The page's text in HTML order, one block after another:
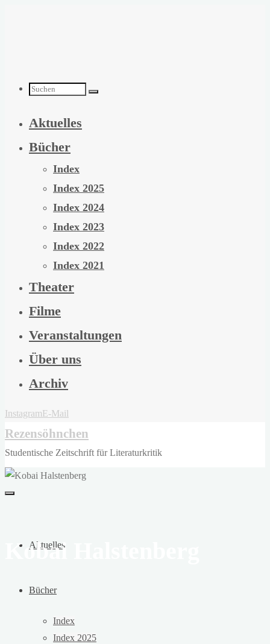
Suchen
nach:
Aktuelles
Bücher
Index
Index 2025
Index 2024
Index 2023
Index 2022
Index 2021
Theater
Filme
Veranstaltungen
Über uns
Archiv
InstagramE-Mail
Rezensöhnchen
Studentische Zeitschrift für Literaturkritik
Aktuelles
Bücher
Index
Index 2025
Kobai Halstenberg